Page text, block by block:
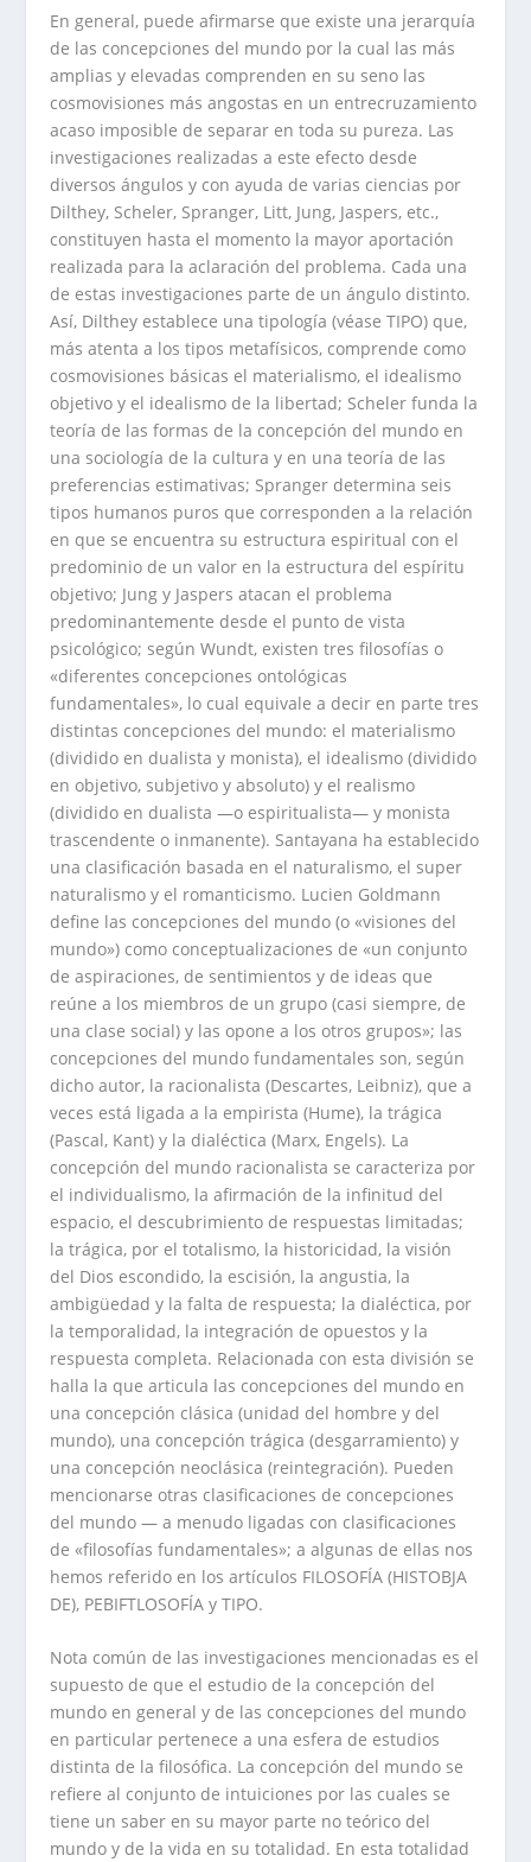
En general, puede afirmarse que existe una jerarquía
de las concepciones del mundo por la cual las más
amplias y elevadas comprenden en su seno las
cosmovisiones más angostas en un entrecruzamiento
acaso imposible de separar en toda su pureza. Las
investigaciones realizadas a este efecto desde
diversos ángulos y con ayuda de varias ciencias por
Dilthey, Scheler, Spranger, Litt, Jung, Jaspers, etc.,
constituyen hasta el momento la mayor aportación
realizada para la aclaración del problema. Cada una
de estas investigaciones parte de un ángulo distinto.
Así, Dilthey establece una tipología (véase TIPO) que,
más atenta a los tipos metafísicos, comprende como
cosmovisiones básicas el materialismo, el idealismo
objetivo y el idealismo de la libertad; Scheler funda la
teoría de las formas de la concepción del mundo en
una sociología de la cultura y en una teoría de las
preferencias estimativas; Spranger determina seis
tipos humanos puros que corresponden a la relación
en que se encuentra su estructura espiritual con el
predominio de un valor en la estructura del espíritu
objetivo; Jung y Jaspers atacan el problema
predominantemente desde el punto de vista
psicológico; según Wundt, existen tres filosofías o
«diferentes concepciones ontológicas
fundamentales», lo cual equivale a decir en parte tres
distintas concepciones del mundo: el materialismo
(dividido en dualista y monista), el idealismo (dividido
en objetivo, subjetivo y absoluto) y el realismo
(dividido en dualista —o espiritualista— y monista
trascendente o inmanente). Santayana ha establecido
una clasificación basada en el naturalismo, el super
naturalismo y el romanticismo. Lucien Goldmann
define las concepciones del mundo (o «visiones del
mundo») como conceptualizaciones de «un conjunto
de aspiraciones, de sentimientos y de ideas que
reúne a los miembros de un grupo (casi siempre, de
una clase social) y las opone a los otros grupos»; las
concepciones del mundo fundamentales son, según
dicho autor, la racionalista (Descartes, Leibniz), que a
veces está ligada a la empirista (Hume), la trágica
(Pascal, Kant) y la dialéctica (Marx, Engels). La
concepción del mundo racionalista se caracteriza por
el individualismo, la afirmación de la infinitud del
espacio, el descubrimiento de respuestas limitadas;
la trágica, por el totalismo, la historicidad, la visión
del Dios escondido, la escisión, la angustia, la
ambigüedad y la falta de respuesta; la dialéctica, por
la temporalidad, la integración de opuestos y la
respuesta completa. Relacionada con esta división se
halla la que articula las concepciones del mundo en
una concepción clásica (unidad del hombre y del
mundo), una concepción trágica (desgarramiento) y
una concepción neoclásica (reintegración). Pueden
mencionarse otras clasificaciones de concepciones
del mundo — a menudo ligadas con clasificaciones
de «filosofías fundamentales»; a algunas de ellas nos
hemos referido en los artículos FILOSOFÍA (HISTOBJA
DE), PEBIFTLOSOFÍA y TIPO.
Nota común de las investigaciones mencionadas es el
supuesto de que el estudio de la concepción del
mundo en general y de las concepciones del mundo
en particular pertenece a una esfera de estudios
distinta de la filosófica. La concepción del mundo se
refiere al conjunto de intuiciones por las cuales se
tiene un saber en su mayor parte no teórico del
mundo y de la vida en su totalidad. En esta totalidad